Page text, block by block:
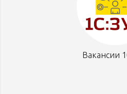
Вакансии